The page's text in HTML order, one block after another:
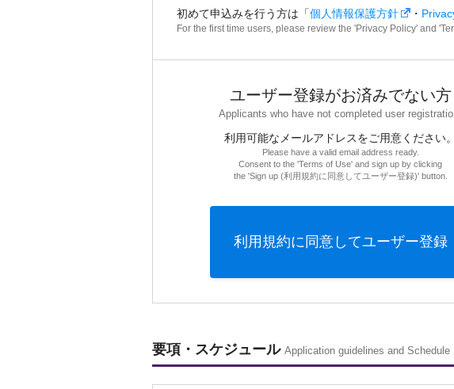
初めて申込みを行う方は「個人情報保護方針 ・
For the first time users, please review the 'Privacy Policy' and
ユーザー登録がお済みでない方
Applicants who have not completed user
利用可能なメールアドレスをご用意ください。
Please have a valid email address ready.
Consent to the 'Terms of Use' and sign up by clicking
the 'Sign up (利用規約に同意してユーザー登録)' button.
利用規約に同意してユーザー登録
要項・スケジュール Application guidelines and Schedule